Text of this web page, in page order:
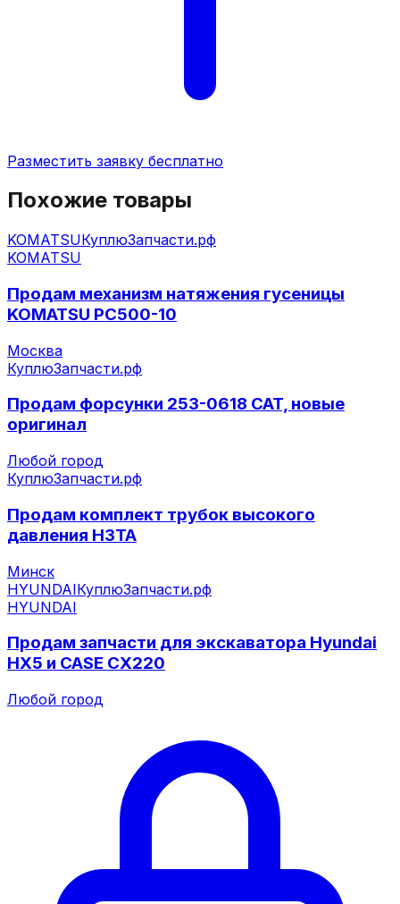
Разместить заявку бесплатно
Похожие товары
KOMATSUКуплюЗапчасти.рф
KOMATSU
Продам механизм натяжения гусеницы
KOMATSU PC500-10
Москва
КуплюЗапчасти.рф
Продам форсунки 253-0618 CAT, новые
оригинал
Любой город
КуплюЗапчасти.рф
Продам комплект трубок высокого
давления НЗТА
Минск
HYUNDAIКуплюЗапчасти.рф
HYUNDAI
Продам запчасти для экскаватора Hyundai
HX5 и CASE CX220
Любой город